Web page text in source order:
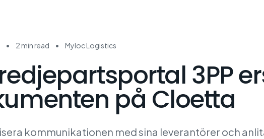
• 2 min read • Myloc Logistics
3PP
på Cloetta
kommunikationen med sina leverantörer och